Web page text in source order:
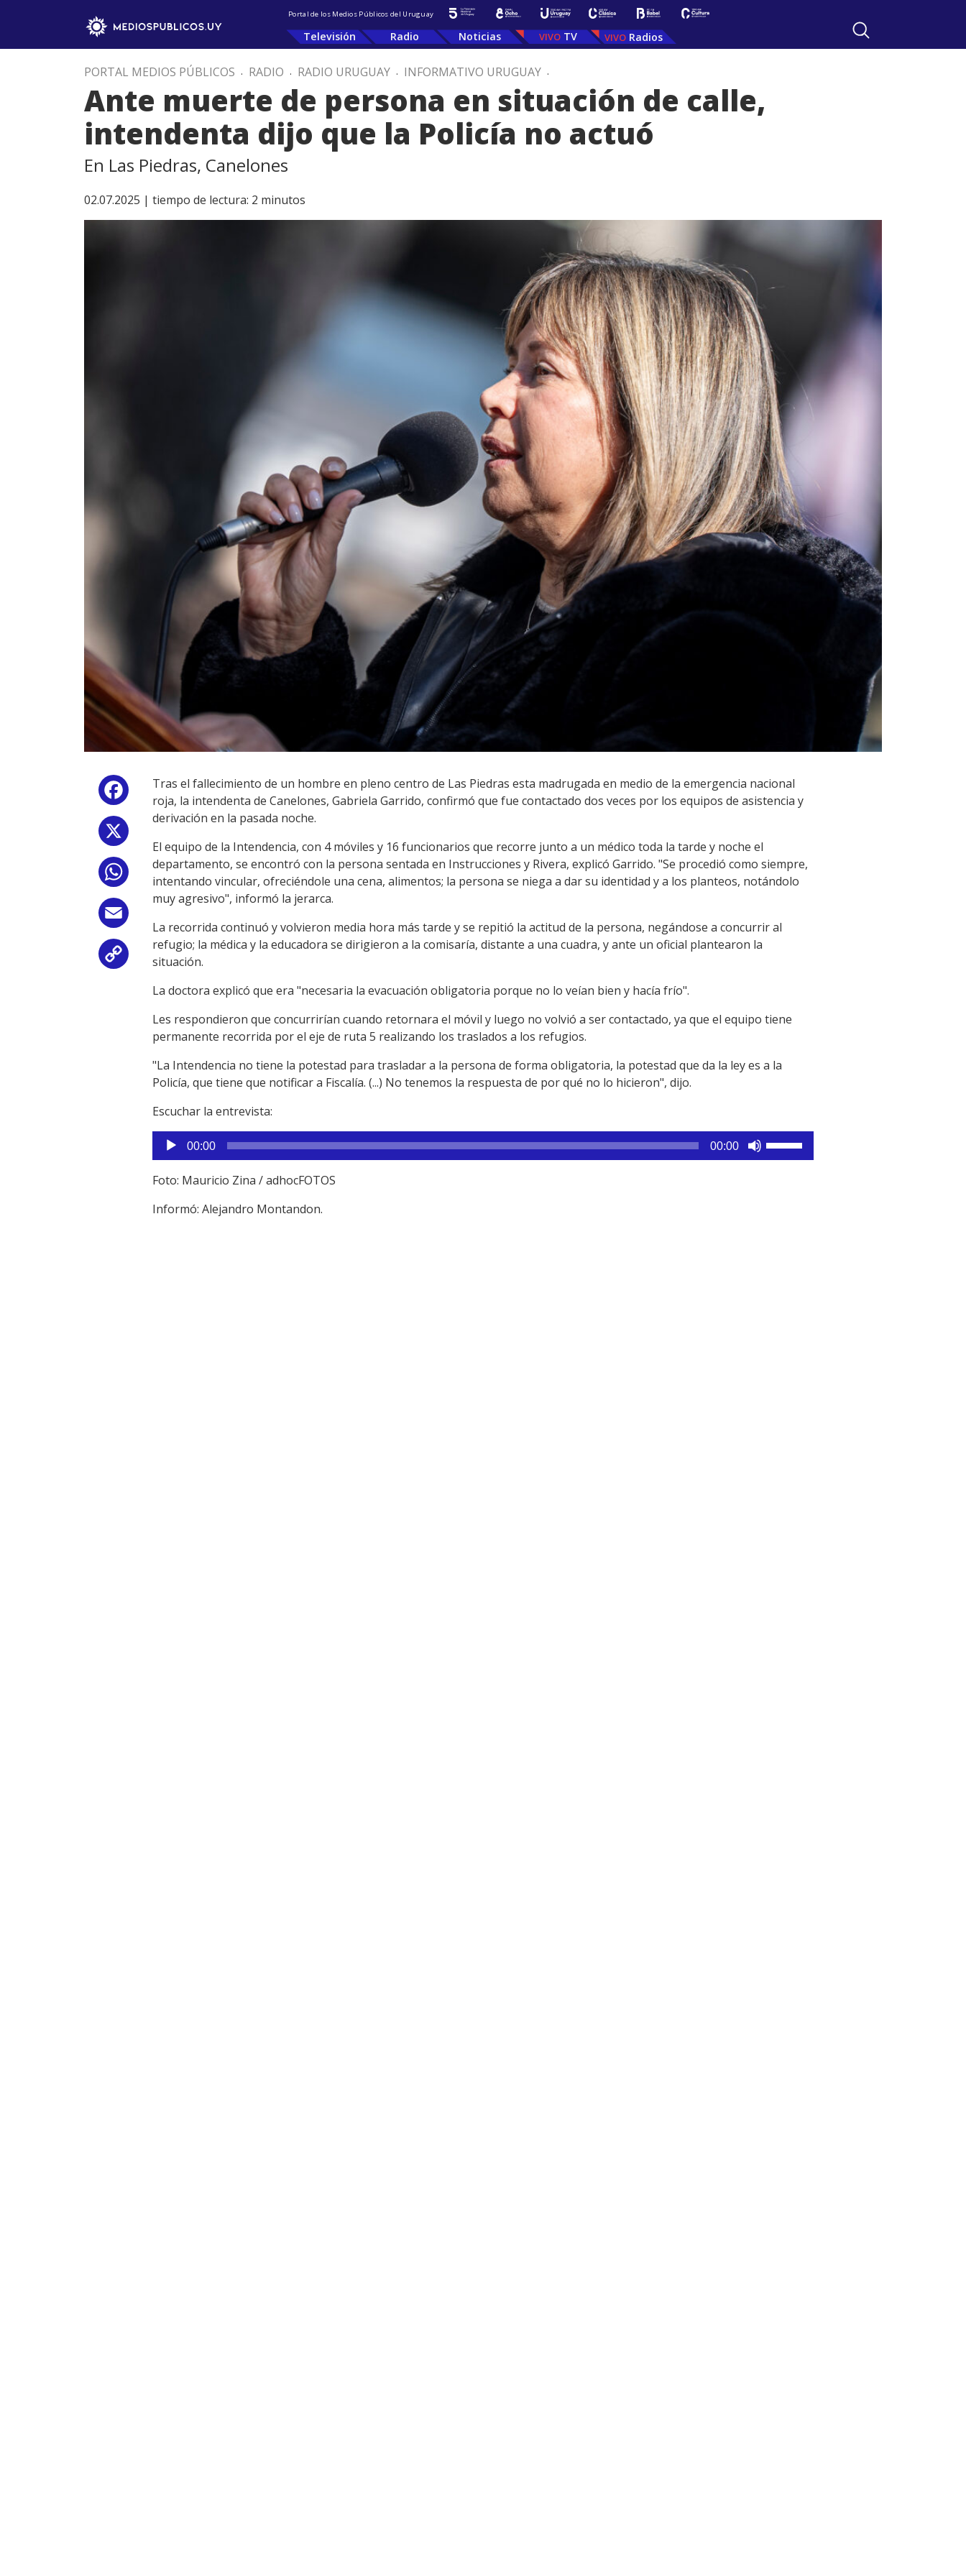
Portal de los Medios Públicos del Uruguay
Televisión Radio Noticias TV Radios
PORTAL MEDIOS PÚBLICOS . RADIO . RADIO URUGUAY . INFORMATIVO URUGUAY .
Ante muerte de persona en situación de calle,
intendenta dijo que la Policía no actuó
En Las Piedras, Canelones
02.07.2025 | tiempo de lectura: 2 minutos
Facebook
WhatsApp
Copy
Link
Tras el fallecimiento de un hombre en pleno centro de Las Piedras esta madrugada en medio de la emergencia nacional
roja, la intendenta de Canelones, Gabriela Garrido, confirmó que fue contactado dos veces por los equipos de asistencia y
derivación en la pasada noche.
El equipo de la Intendencia, con 4 móviles y 16 funcionarios que recorre junto a un médico toda la tarde y noche el
departamento, se encontró con la persona sentada en Instrucciones y Rivera, explicó Garrido. "Se procedió como siempre,
intentando vincular, ofreciéndole una cena, alimentos; la persona se niega a dar su identidad y a los planteos, notándolo
muy agresivo", informó la jerarca.
La recorrida continuó y volvieron media hora más tarde y se repitió la actitud de la persona, negándose a concurrir al
refugio; la médica y la educadora se dirigieron a la comisaría, distante a una cuadra, y ante un oficial plantearon la
situación.
La doctora explicó que era "necesaria la evacuación obligatoria porque no lo veían bien y hacía frío".
Les respondieron que concurrirían cuando retornara el móvil y luego no volvió a ser contactado, ya que el equipo tiene
permanente recorrida por el eje de ruta 5 realizando los traslados a los refugios.
"La Intendencia no tiene la potestad para trasladar a la persona de forma obligatoria, la potestad que da la ley es a la
Policía, que tiene que notificar a Fiscalía. (...) No tenemos la respuesta de por qué no lo hicieron", dijo.
Escuchar la entrevista:
Reproductor
de
audio
00:00 00:00
Foto: Mauricio Zina / adhocFOTOS
Informó: Alejandro Montandon.